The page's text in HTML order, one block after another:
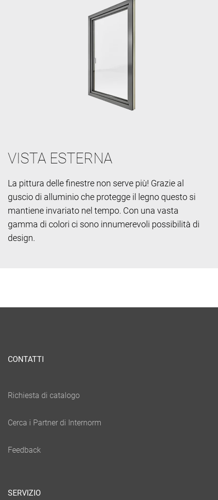
VISTA ESTERNA
La pittura delle finestre non serve più! Grazie al
guscio di alluminio che protegge il legno questo si
mantiene invariato nel tempo. Con una vasta
gamma di colori ci sono innumerevoli possibilità di
design.
CONTATTI
SERVIZIO